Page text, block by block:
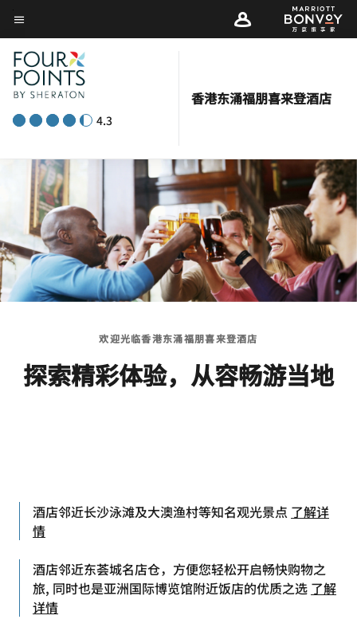
Skip
to
main
content
菜单文本
4.3
香港东涌福朋喜来登酒店
欢迎光临香港东涌福朋喜来登酒店
探索精彩体验，从容畅游当地
酒店邻近长沙泳滩及大澳渔村等知名观光景点 了解详
情
酒店邻近东荟城名店仓，方便您轻松开启畅快购物之
旅, 同时也是亚洲国际博览馆附近饭店的优质之选 了解
详情